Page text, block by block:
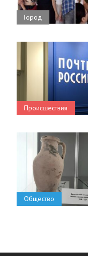
Город
Происшествия
Общество